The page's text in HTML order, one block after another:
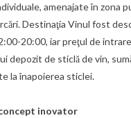
amenajate în zona
Destinaţia Vinul fost
20:00, iar preţul de
depozit de sticlă de vin,
la înapoierea sticlei.
inovator